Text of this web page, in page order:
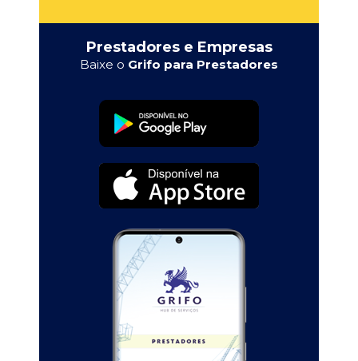
Prestadores e Empresas
Baixe o Grifo para Prestadores